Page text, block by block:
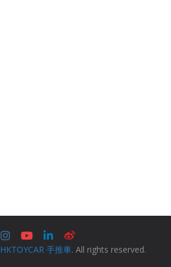
HKTOYCAR 手推車. All rights reserved.